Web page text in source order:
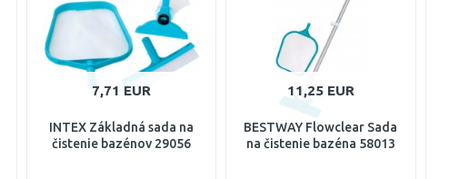
7,71 EUR
INTEX Základná sada na
čistenie bazénov 29056
11,25 EUR
BESTWAY Flowclear Sada
na čistenie bazéna 58013